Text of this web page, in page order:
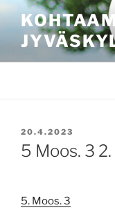
sisältöön
JULKAISTU
20.4.2023
5 Moos. 3 2.
5. Moos. 3